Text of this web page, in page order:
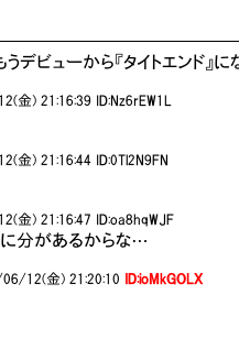
うデビューから『タイトエンド
金) 21:16:39 ID:Nz6rEW1L
金) 21:16:44 ID:0Tl2N9FN
金) 21:16:47 ID:oa8hqWJF
に分があるからな…
12(金) 21:20:10 ID:ioMkGOLX